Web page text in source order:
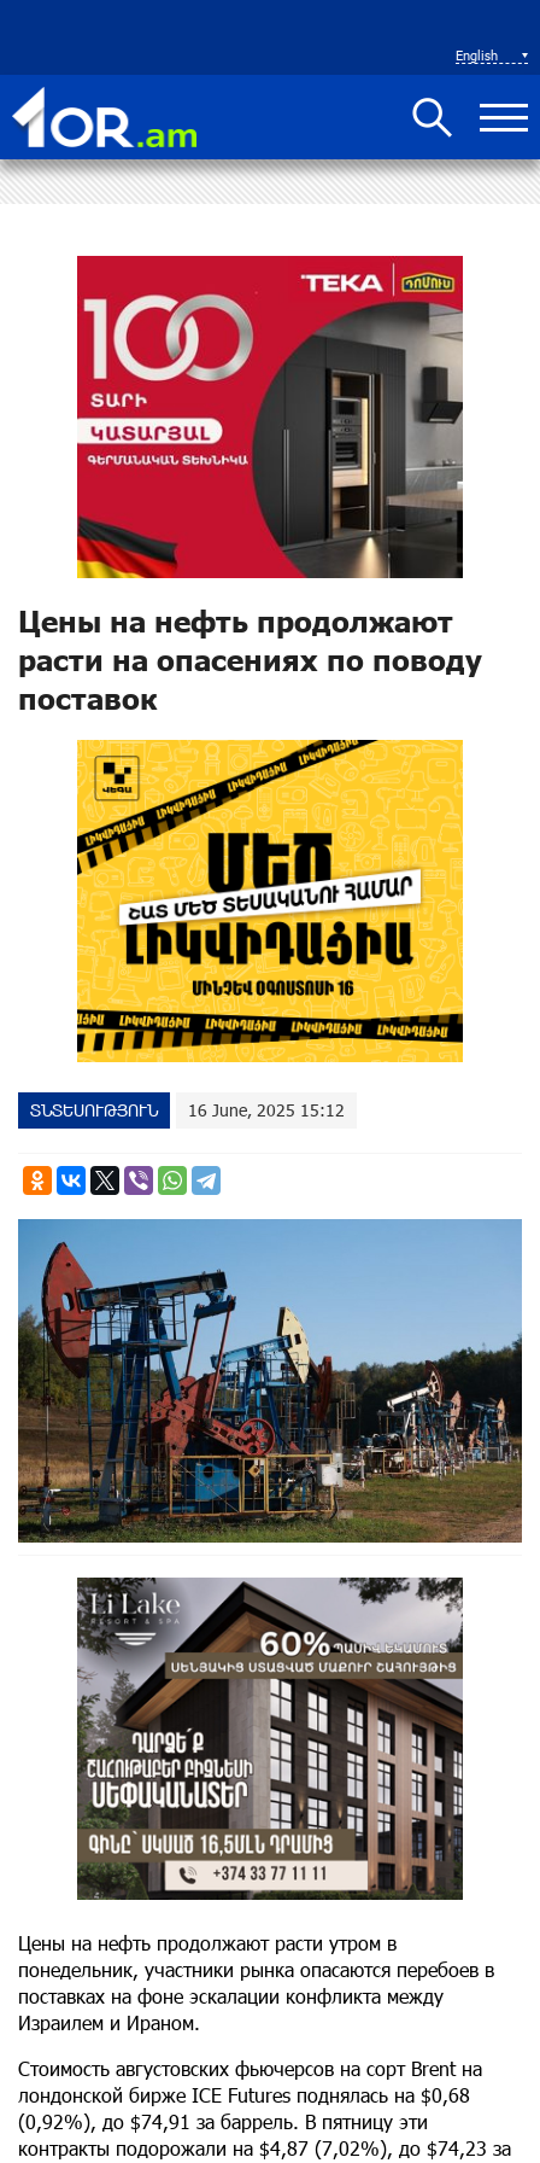
English
Цены на нефть продолжают
расти на опасениях по поводу
поставок
ՏՆՏԵՍՈՒԹՅՈՒՆ 16 June, 2025 15:12
Цены на нефть продолжают расти утром в
понедельник, участники рынка опасаются перебоев в
поставках на фоне эскалации конфликта между
Израилем и Ираном.
Стоимость августовских фьючерсов на сорт Brent на
лондонской бирже ICE Futures поднялась на $0,68
(0,92%), до $74,91 за баррель. В пятницу эти
контракты подорожали на $4,87 (7,02%), до $74,23 за